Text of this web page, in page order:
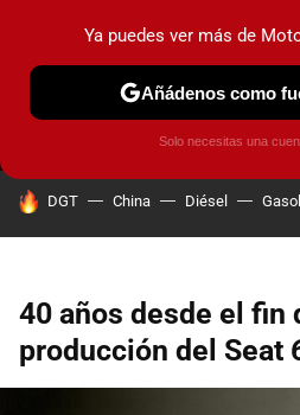
MENÚ
COCHES
HOY SE HABLA DE
DGT China Diésel
40 años desde el fin
producción del Seat
Ya puedes ver más de
Añádenos como
Solo necesitas una